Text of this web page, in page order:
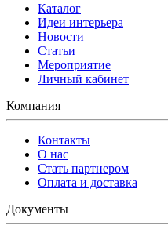
Каталог
Идеи интерьера
Новости
Статьи
Мероприятие
Личный кабинет
Компания
Контакты
О нас
Стать партнером
Оплата и доставка
Документы